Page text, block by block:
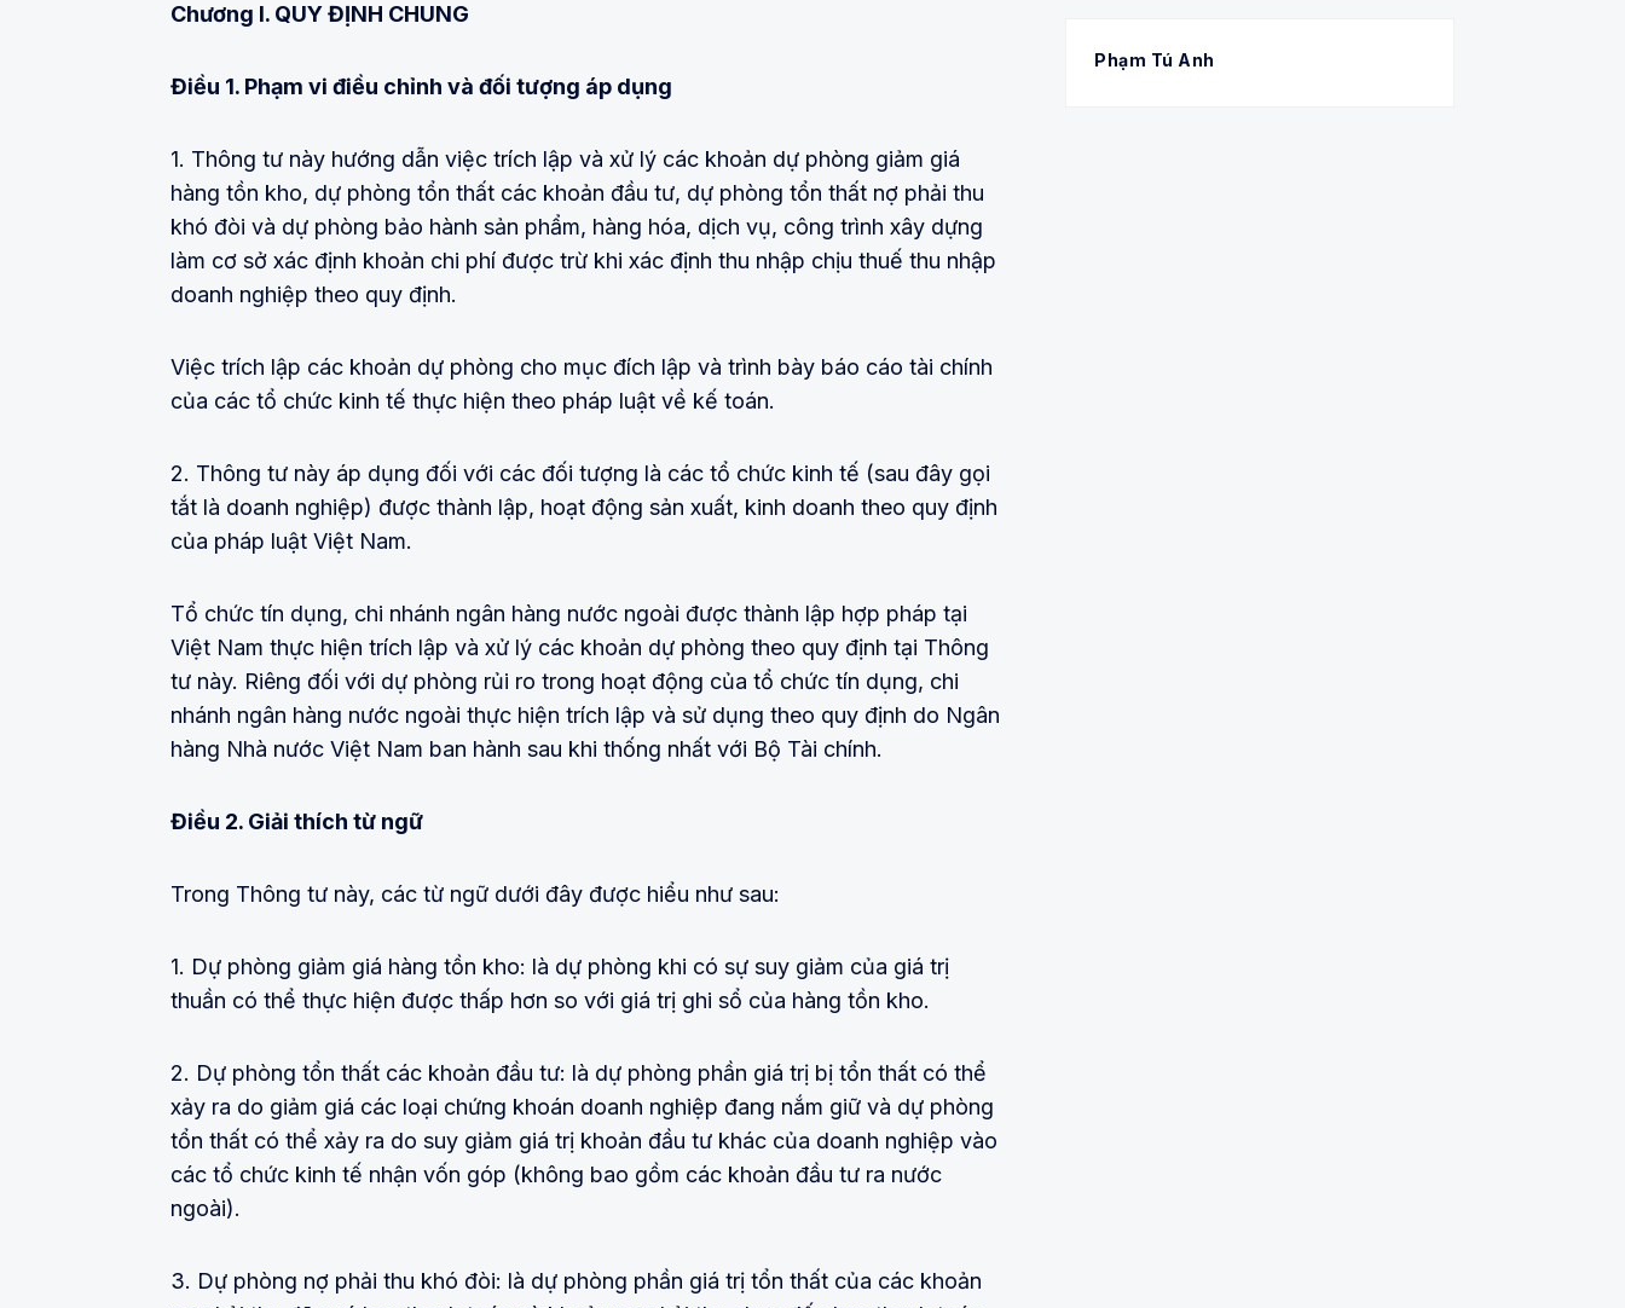
Chương I. QUY ĐỊNH CHUNG
Điều 1. Phạm vi điều chỉnh và đối tượng áp dụng
1. Thông tư này hướng dẫn việc trích lập và xử lý các khoản dự phòng giảm giá
hàng tồn kho, dự phòng tổn thất các khoản đầu tư, dự phòng tổn thất nợ phải thu
khó đòi và dự phòng bảo hành sản phẩm, hàng hóa, dịch vụ, công trình xây dựng
làm cơ sở xác định khoản chi phí được trừ khi xác định thu nhập chịu thuế thu nhập
doanh nghiệp theo quy định.
Việc trích lập các khoản dự phòng cho mục đích lập và trình bày báo cáo tài chính
của các tổ chức kinh tế thực hiện theo pháp luật về kế toán.
2. Thông tư này áp dụng đối với các đối tượng là các tổ chức kinh tế (sau đây gọi
tắt là doanh nghiệp) được thành lập, hoạt động sản xuất, kinh doanh theo quy định
của pháp luật Việt Nam.
Tổ chức tín dụng, chi nhánh ngân hàng nước ngoài được thành lập hợp pháp tại
Việt Nam thực hiện trích lập và xử lý các khoản dự phòng theo quy định tại Thông
tư này. Riêng đối với dự phòng rủi ro trong hoạt động của tổ chức tín dụng, chi
nhánh ngân hàng nước ngoài thực hiện trích lập và sử dụng theo quy định do Ngân
hàng Nhà nước Việt Nam ban hành sau khi thống nhất với Bộ Tài chính.
Điều 2. Giải thích từ ngữ
Trong Thông tư này, các từ ngữ dưới đây được hiểu như sau:
1. Dự phòng giảm giá hàng tồn kho: là dự phòng khi có sự suy giảm của giá trị
thuần có thể thực hiện được thấp hơn so với giá trị ghi sổ của hàng tồn kho.
2. Dự phòng tổn thất các khoản đầu tư: là dự phòng phần giá trị bị tổn thất có thể
xảy ra do giảm giá các loại chứng khoán doanh nghiệp đang nắm giữ và dự phòng
tổn thất có thể xảy ra do suy giảm giá trị khoản đầu tư khác của doanh nghiệp vào
các tổ chức kinh tế nhận vốn góp (không bao gồm các khoản đầu tư ra nước
ngoài).
3. Dự phòng nợ phải thu khó đòi: là dự phòng phần giá trị tổn thất của các khoản
Phạm Tú Anh